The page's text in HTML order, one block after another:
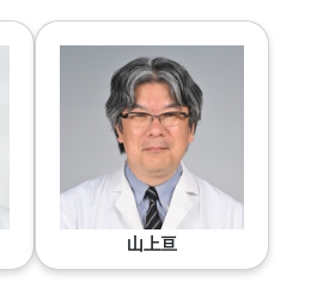
山上亘